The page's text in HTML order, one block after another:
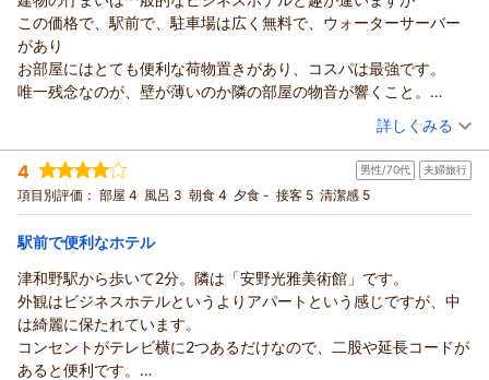
ました。ホントにコスパのよいホテルでした。
お世話になりありがとうございました。
この度は駅前ビジネスホテルつわののご利用まことにありがと
うございました。
またいらっしゃってください。また旅のお手伝いさせてくださ
いね
（返信日：2026/07/20）
この価格で、駅前で、駐車場は広く無料で、ウォーターサーバー
があり
お部屋にはとても便利な荷物置きがあり、コスパは最強です。
唯一残念なのが、壁が薄いのか隣の部屋の物音が響くこと。
でもそれをカバーするに余りある良いホテルでした。（投稿日：2026/07/13）
宿泊時期： 2026年07月宿泊 (一人旅)
投稿者： dahlieさん
宿泊プラン： 【運★活】素泊まりプラン セミダブル 食事なし
宿泊価格帯： 4,001～5,000円(大人一人あたり/税込)
この度は駅前ビジネスホテルつわののご利用まことにありがと
うございました。
また季節を変えていらっしゃってください 心よりおまちして
おります。
詳しくみる
4 男性/70代 夫婦旅行
項目別評価： 部屋 4 風呂 3 朝食 4 夕食 - 接客 5 清潔感 5
駅前で便利なホテル
津和野駅から歩いて2分。隣は「安野光雅美術館」です。
外観はビジネスホテルというよりアパートという感じですが、中
は綺麗に保たれています。
コンセントがテレビ横に2つあるだけなので、二股や延長コードが
あると便利です。